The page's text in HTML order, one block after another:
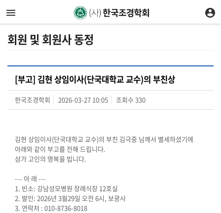
회원 및 회원사 동정
[부고] 김현 상임이사(단국대학교 교수)의 부친상
한국조경학회 2026-03-27 10:05 조회수 330
김현 상임이사(단국대학교 교수)의 부친 김극중 님께서 별세하셨기에
아래와 같이 부고를 전해 드립니다.
삼가 고인의 명복을 빕니다.
--- 아 래 ---
1. 빈소: 강남성모병원 장례식장 12호실
2. 발인: 2026년 3월29일 오전 6시, 보광사
3. 연락처 : 010-8736-8018